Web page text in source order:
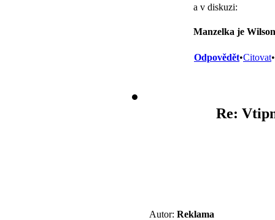
a v diskuzi:
Manzelka je
Odpovědět•Citovat•
Autor: Reklama
Re: